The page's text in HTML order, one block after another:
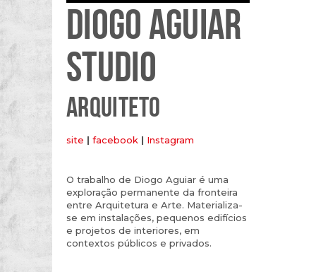
DIOGO AGUIAR
STUDIO
ARQUITETO
site | facebook | Instagram
O trabalho de Diogo Aguiar é uma
exploração permanente da fronteira
entre Arquitetura e Arte. Materializa-
se em instalações, pequenos edifícios
e projetos de interiores, em
contextos públicos e privados.